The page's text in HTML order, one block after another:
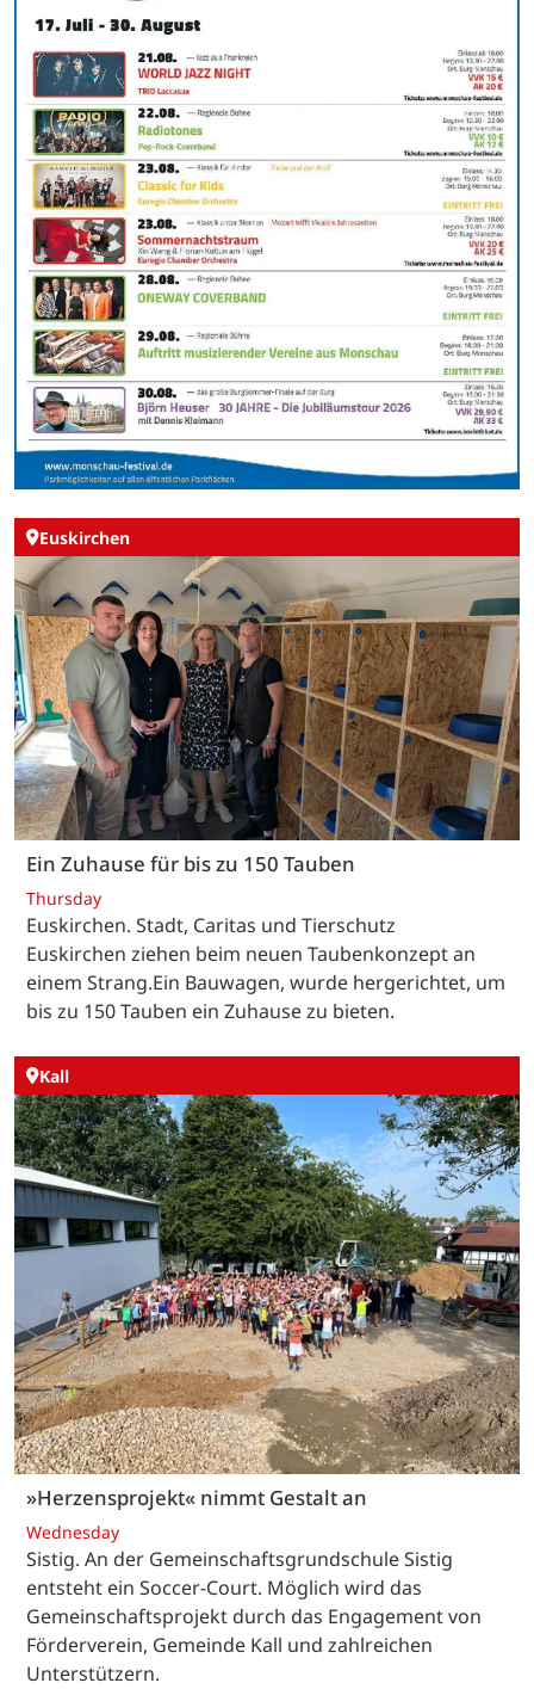
Euskirchen
Ein Zuhause für bis zu 150 Tauben
Thursday
Euskirchen. Stadt, Caritas und Tierschutz
Euskirchen ziehen beim neuen Taubenkonzept an
einem Strang.Ein Bauwagen, wurde hergerichtet, um
bis zu 150 Tauben ein Zuhause zu bieten.
Kall
»Herzensprojekt« nimmt Gestalt an
Wednesday
Sistig. An der Gemeinschaftsgrundschule Sistig
entsteht ein Soccer-Court. Möglich wird das
Gemeinschaftsprojekt durch das Engagement von
Förderverein, Gemeinde Kall und zahlreichen
Unterstützern.